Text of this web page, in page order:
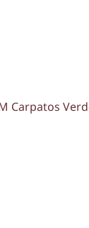
Carpatos